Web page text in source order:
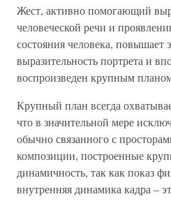
Жест, активно помогающий
человеческой речи и
состояния человека,
выразительность портрета и
воспроизведен крупным
Крупный план всегда
что в значительной мере
обычно связанного с
композиции, построенные
динамичность, так как показ
внутренняя динамика кадра –